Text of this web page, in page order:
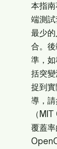
本指
端測
最少
合。
準，
括突
捉到
導，
（
覆蓋